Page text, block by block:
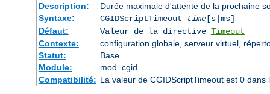
Description:
Durée maximale d'attente de la prochaine
Syntaxe:
CGIDScriptTimeout time[s|ms]
Défaut:
Valeur de la directive Timeout
Contexte:
configuration globale, serveur virtuel,
Statut:
Base
Module:
mod_cgid
Compatibilité: La valeur de CGIDScriptTimeout est 0